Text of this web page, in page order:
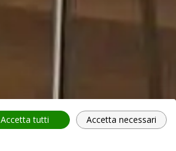
Accetta tutti Accetta necessari